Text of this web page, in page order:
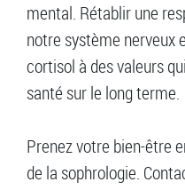
mental. Rétablir une
notre système nerveux
cortisol à des valeurs
santé sur le long terme.
Prenez votre bien-être
de la sophrologie.